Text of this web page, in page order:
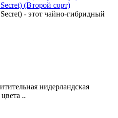
(Второй сорт)
- этот чайно-гибридный
нидерландская
..